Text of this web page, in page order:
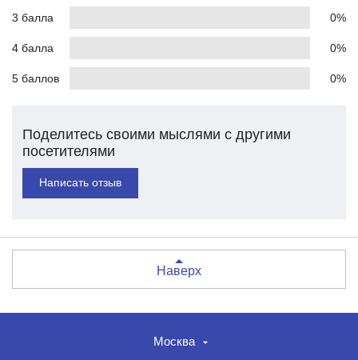
3 балла 0%
4 балла 0%
5 баллов 0%
Поделитесь своими мыслями с другими
посетителями
Написать отзыв
Наверх
Москва